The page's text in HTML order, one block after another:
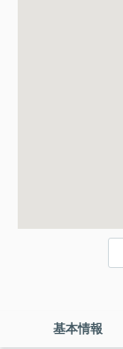
基本情報